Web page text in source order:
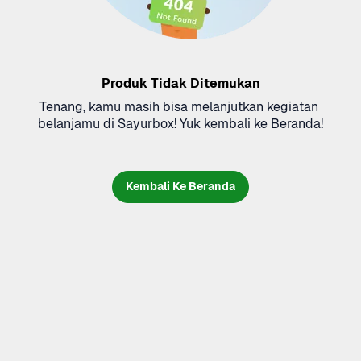
Produk Tidak Ditemukan
Tenang, kamu masih bisa melanjutkan kegiatan
belanjamu di Sayurbox! Yuk kembali ke Beranda!
Kembali Ke Beranda